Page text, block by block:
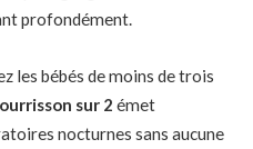
profondément.
les bébés de moins de trois
sur 2 émet
nocturnes sans aucune